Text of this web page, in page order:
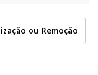
ou Remoção